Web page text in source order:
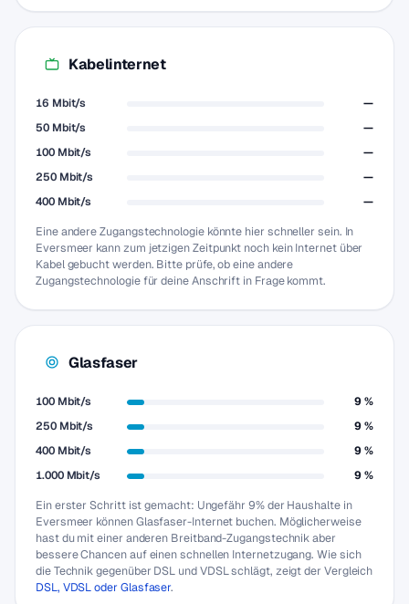
Kabelinternet
16 Mbit/s
—
50 Mbit/s
—
100 Mbit/s
—
250 Mbit/s
—
400 Mbit/s
—
Eine andere Zugangstechnologie könnte hier schneller sein. In
Eversmeer kann zum jetzigen Zeitpunkt noch kein Internet über
Kabel gebucht werden. Bitte prüfe, ob eine andere
Zugangstechnologie für deine Anschrift in Frage kommt.
Glasfaser
100 Mbit/s
9 %
250 Mbit/s
9 %
400 Mbit/s
9 %
1.000 Mbit/s
9 %
Ein erster Schritt ist gemacht: Ungefähr 9% der Haushalte in
Eversmeer können Glasfaser-Internet buchen. Möglicherweise
hast du mit einer anderen Breitband-Zugangstechnik aber
bessere Chancen auf einen schnellen Internetzugang. Wie sich
die Technik gegenüber DSL und VDSL schlägt, zeigt der Vergleich
DSL, VDSL oder Glasfaser.